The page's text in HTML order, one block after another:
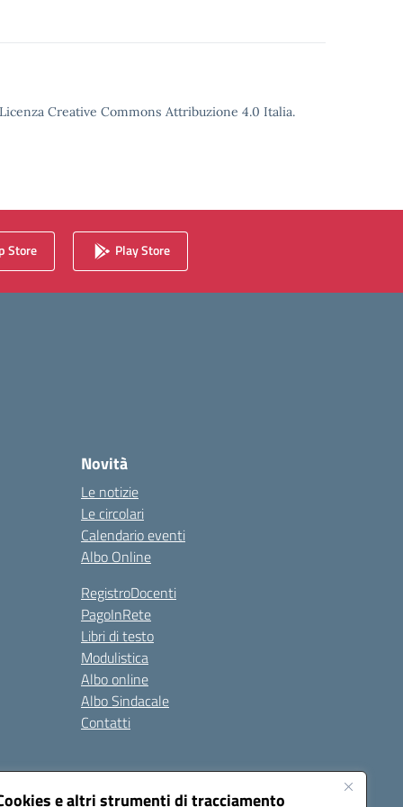
e altri strumenti di tracciamento
Creative Commons Attribuzione 4.0 Italia.
Store Play Store
Novità
Le notizie
Le circolari
Calendario eventi
Albo Online
RegistroDocenti
PagoInRete
Libri di testo
Modulistica
Albo online
Albo Sindacale
Contatti